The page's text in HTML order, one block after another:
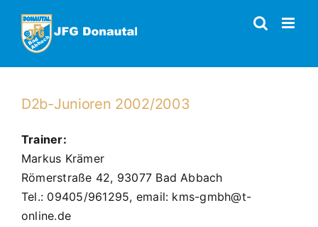
Inhalt
springen
D2b-Junioren 2002/2003
Trainer:
Markus Krämer
Römerstraße 42, 93077 Bad Abbach
Tel.: 09405/961295, email: kms-gmbh@t-
online.de